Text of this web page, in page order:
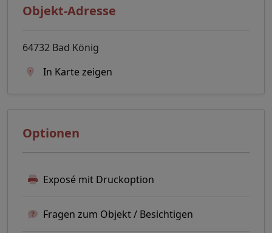
Objekt-Adresse
64732 Bad König
In Karte zeigen
Optionen
Exposé mit Druckoption
Fragen zum Objekt / Besichtigen